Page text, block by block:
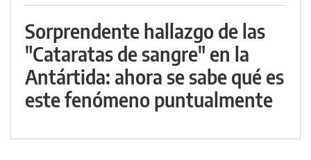
Sorprendente hallazgo de las
"Cataratas de sangre" en la
Antártida: ahora se sabe qué es
este fenómeno puntualmente